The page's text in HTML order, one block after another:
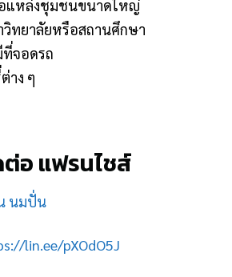
แหล่งชุมชนขนาดใหญ่
วิทยาลัยหรือสถานศึกษา
จอดรถ
าง ๆ
อ แฟรนไชส์
นมปั่น
lin.ee/pXOdO5J